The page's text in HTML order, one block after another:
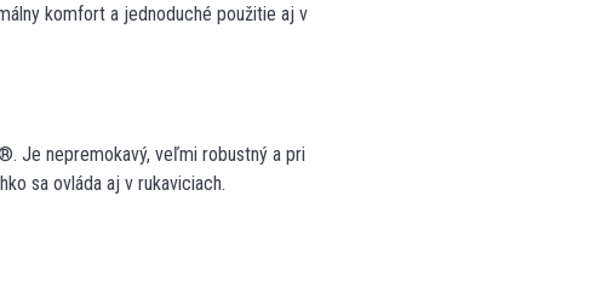
komfort a jednoduché použitie aj v
Je nepremokavý, veľmi robustný a pri
sa ovláda aj v rukaviciach.